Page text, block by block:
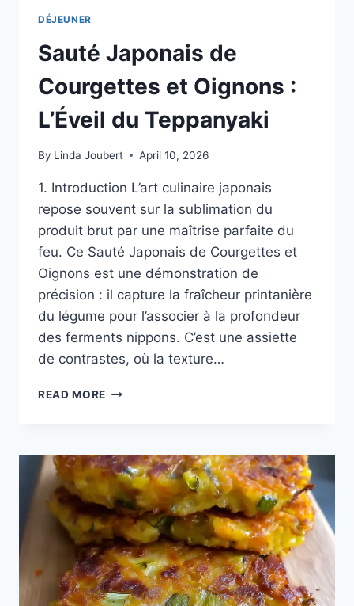
DÉJEUNER
Sauté Japonais de
Courgettes et Oignons :
L’Éveil du Teppanyaki
By Linda Joubert April 10, 2026
1. Introduction L’art culinaire japonais
repose souvent sur la sublimation du
produit brut par une maîtrise parfaite du
feu. Ce Sauté Japonais de Courgettes et
Oignons est une démonstration de
précision : il capture la fraîcheur printanière
du légume pour l’associer à la profondeur
des ferments nippons. C’est une assiette
de contrastes, où la texture…
READ MORE SAUTÉ
ET
OIGNONS
:
L’ÉVEIL
DU
TEPPANYAKI